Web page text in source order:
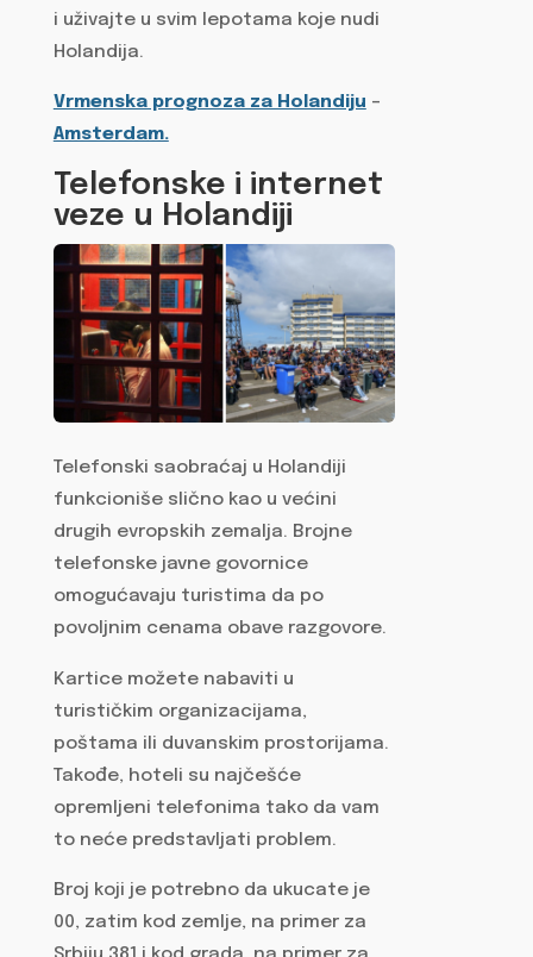
i uživajte u svim lepotama koje nudi
Holandija.
Vrmenska prognoza za Holandiju –
Amsterdam.
Telefonske i internet
veze u Holandiji
Telefonski saobraćaj u Holandiji
funkcioniše slično kao u većini
drugih evropskih zemalja. Brojne
telefonske javne govornice
omogućavaju turistima da po
povoljnim cenama obave razgovore.
Kartice možete nabaviti u
turističkim organizacijama,
poštama ili duvanskim prostorijama.
Takođe, hoteli su najčešće
opremljeni telefonima tako da vam
to neće predstavljati problem.
Broj koji je potrebno da ukucate je
00, zatim kod zemlje, na primer za